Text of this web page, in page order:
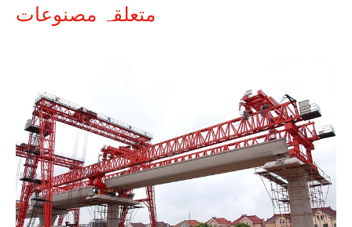
متعلقہ مصنوعات